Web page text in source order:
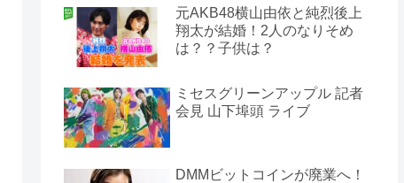
元AKB48横山由依と純烈後上
翔太が結婚！2人のなりそめ
は？？子供は？
ミセスグリーンアップル 記者
会見 山下埠頭 ライブ
DMMビットコインが廃業へ！